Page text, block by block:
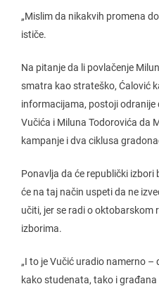
„Mislim da nikakvih promena
ističe.
Na pitanje da li povlačenje
smatra kao strateško, Ćalović
informacijama, postoji odranije
Vučića i Miluna Todorovića da
kampanje i dva ciklusa
Ponavlja da će republički
će na taj način uspeti da ne
učiti, jer se radi o oktobarskom
izborima.
„I to je Vučić uradio namerno
kako studenata, tako i